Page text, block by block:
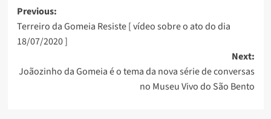
Post
navigation
Previous:
Terreiro da Gomeia Resiste [ vídeo sobre o ato do dia
18/07/2020 ]
Next:
Joãozinho da Gomeia é o tema da nova série de conversas
no Museu Vivo do São Bento